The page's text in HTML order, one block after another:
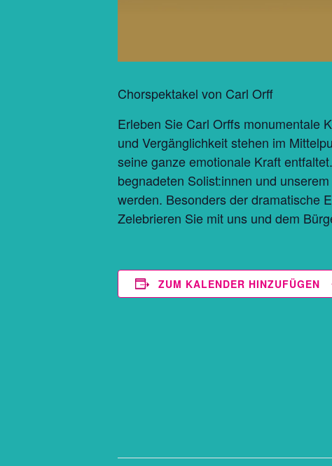
Chorspektakel von Carl Orff
Erleben Sie Carl Orffs monumentale
und Vergänglichkeit stehen im
seine ganze emotionale Kraft
begnadeten Solist:innen und
werden. Besonders der dramatische
Zelebrieren Sie mit uns und dem
ZUM KALENDER HINZUFÜGEN